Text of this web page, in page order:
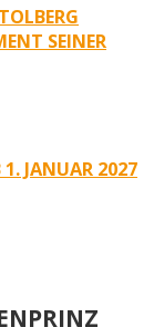
SEINER
1. JANUAR 2027